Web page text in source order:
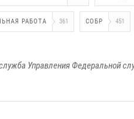
РАБОТА 361 СОБР 451
Управления Федеральной